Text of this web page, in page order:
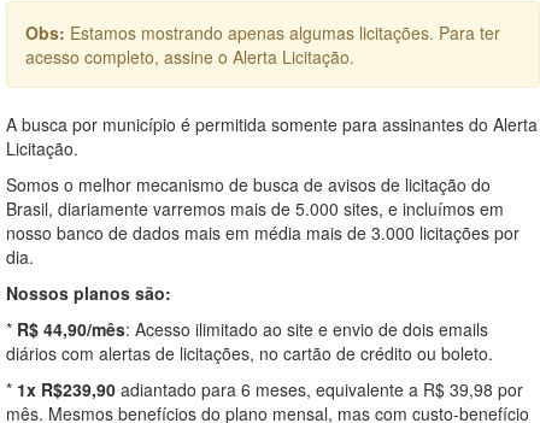
Obs: Estamos mostrando apenas algumas licitações. Para ter
acesso completo, assine o Alerta Licitação.
A busca por município é permitida somente para assinantes do Alerta
Licitação.
Somos o melhor mecanismo de busca de avisos de licitação do
Brasil, diariamente varremos mais de 5.000 sites, e incluímos em
nosso banco de dados mais em média mais de 3.000 licitações por
dia.
Nossos planos são:
* R$ 44,90/mês: Acesso ilimitado ao site e envio de dois emails
diários com alertas de licitações, no cartão de crédito ou boleto.
* 1x R$239,90 adiantado para 6 meses, equivalente a R$ 39,98 por
mês. Mesmos benefícios do plano mensal, mas com custo-benefício